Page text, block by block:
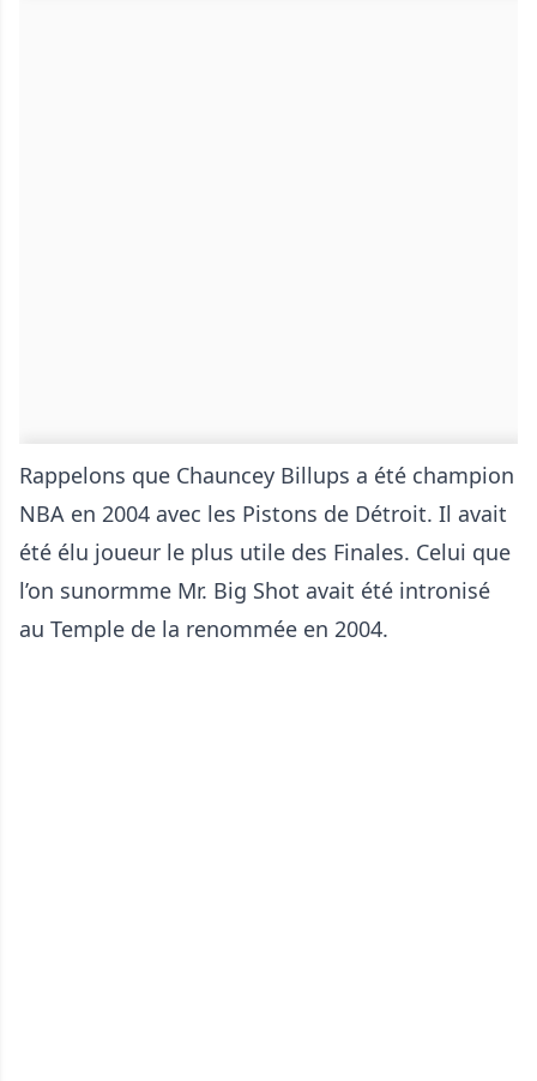
Rappelons que Chauncey Billups a été champion
NBA en 2004 avec les Pistons de Détroit. Il avait
été élu joueur le plus utile des Finales. Celui que
l’on sunormme Mr. Big Shot avait été intronisé
au Temple de la renommée en 2004.